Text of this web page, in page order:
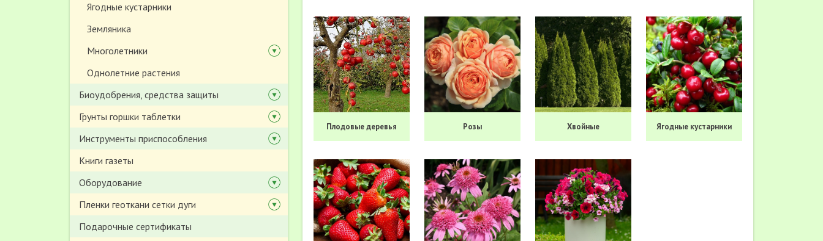
Ягодные кустарники
Земляника
Многолетники
Однолетние растения
Биоудобрения, средства защиты
Грунты горшки таблетки
Инструменты приспособления
Книги газеты
Оборудование
Пленки геоткани сетки дуги
Подарочные сертификаты
Плодовые деревья Розы Хвойные Ягодные кустарники